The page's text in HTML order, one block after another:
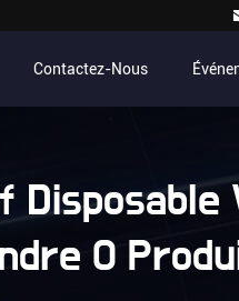
Contactez-Nous
0